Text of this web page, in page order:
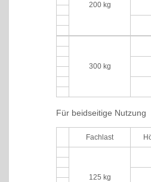
200 kg
300 kg
Für beidseitige Nutzung
Fachlast
125 kg